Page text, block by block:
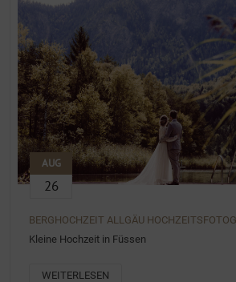
AUG
26
BERGHOCHZEIT ALLGÄU
Kleine Hochzeit in Füssen
WEITERLESEN